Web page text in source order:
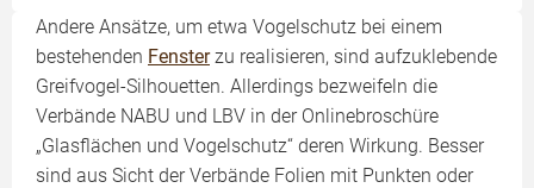
Andere Ansätze, um etwa Vogelschutz bei einem
bestehenden Fensterzu realisieren, sind aufzuklebende
Greifvogel-Silhouetten. Allerdings bezweifeln die
Verbände NABU und LBV in der Onlinebroschüre
„Glasflächen und Vogelschutz“ deren Wirkung. Besser
sind aus Sicht der Verbände Folien mit Punkten oder